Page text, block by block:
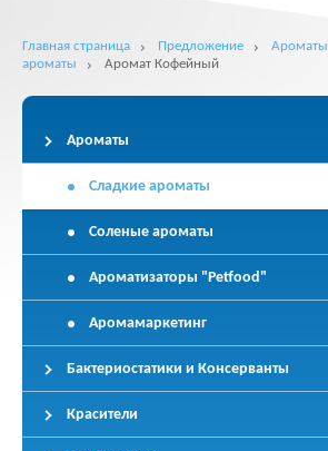
Главная страница Предложение Ароматы
ароматы
Аромат Кофейный
Ароматы
Сладкие ароматы
Соленые ароматы
Ароматизаторы "Petfood"
Аромамаркетинг
Бактериостатики и Консерванты
Красители